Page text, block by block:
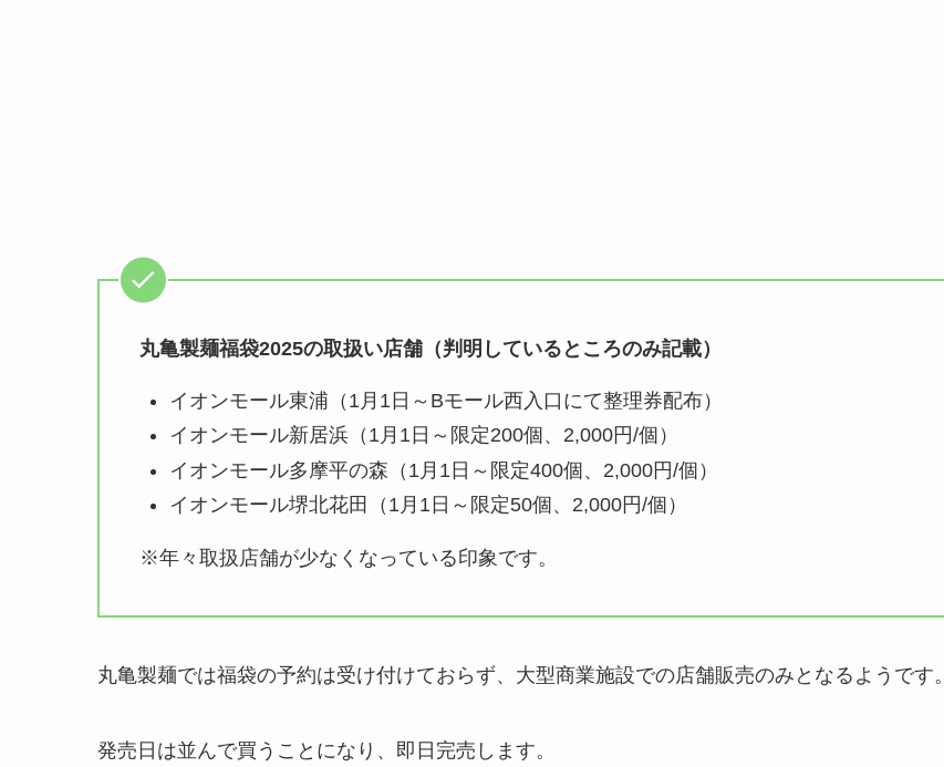
丸亀製麺福袋2025の取扱い店舗（判明しているところのみ記載）
イオンモール東浦（1月1日～Bモール西入口にて整理券配布）
イオンモール新居浜（1月1日～限定200個、2,000円/個）
イオンモール多摩平の森（1月1日～限定400個、2,000円/個）
イオンモール堺北花田（1月1日～限定50個、2,000円/個）
※年々取扱店舗が少なくなっている印象です。
丸亀製麺では福袋の予約は受け付けておらず、大型商業施設での店舗販売のみとなるようです。
発売日は並んで買うことになり、即日完売します。